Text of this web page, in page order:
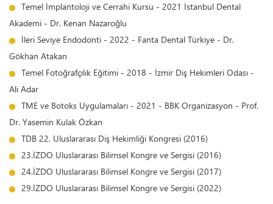
Temel İmplantoloji ve Cerrahi Kursu - 2021 İstanbul Dental
Akademi - Dr. Kenan Nazaroğlu
İleri Seviye Endodonti - 2022 - Fanta Dental Türkiye - Dr.
Gökhan Atakan
Temel Fotoğrafçılık Eğitimi - 2018 - İzmir Diş Hekimleri Odası -
Ali Adar
TME ve Botoks Uygulamaları - 2021 - BBK Organizasyon - Prof.
Dr. Yasemin Kulak Özkan
TDB 22. Uluslararası Diş Hekimliği Kongresi (2016)
23.İZDO Uluslararası Bilimsel Kongre ve Sergisi (2016)
24.İZDO Uluslararası Bilimsel Kongre ve Sergisi (2017)
29.İZDO Uluslararası Bilimsel Kongre ve Sergisi (2022)